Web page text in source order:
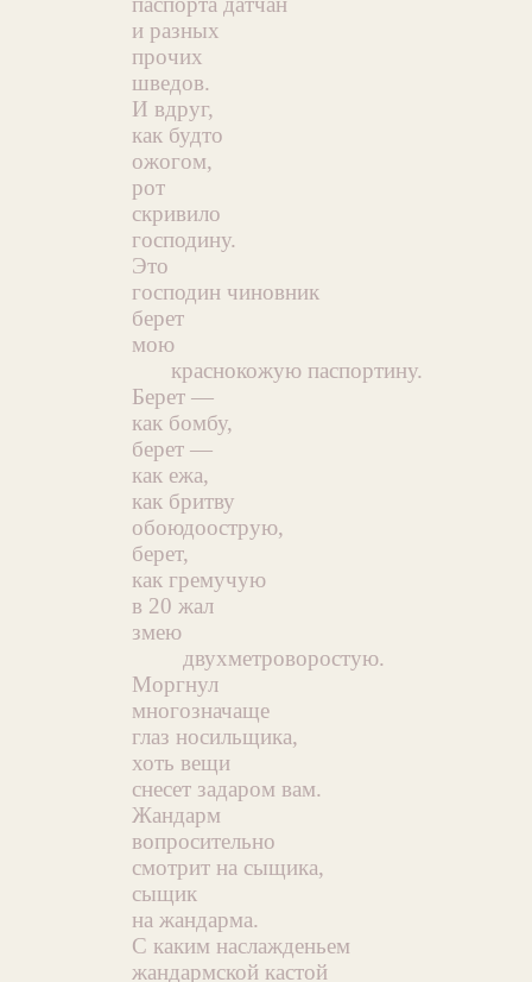
и разных
прочих
шведов.
И вдруг,
как будто
ожогом,
рот
скривило
господину.
Это
господин чиновник
берет
мою
краснокожую паспортину.
Берет —
как бомбу,
берет —
как ежа,
как бритву
обоюдоострую,
берет,
как гремучую
в 20 жал
змею
двухметроворостую.
Моргнул
многозначаще
глаз носильщика,
хоть вещи
снесет задаром вам.
Жандарм
вопросительно
смотрит на сыщика,
сыщик
на жандарма.
С каким наслажденьем
жандармской кастой